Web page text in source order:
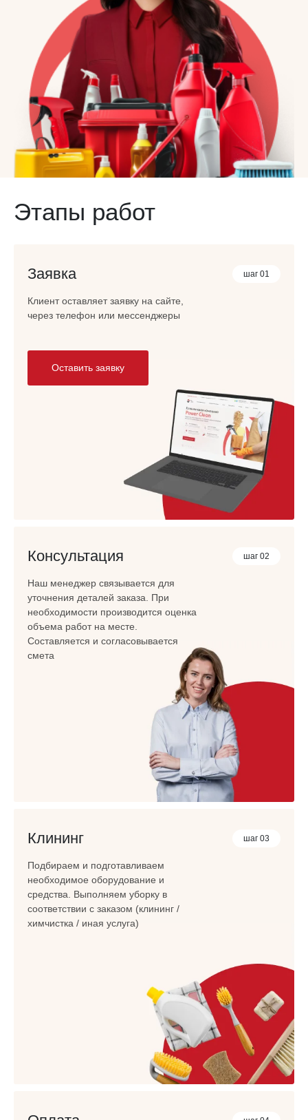
Этапы работ
шаг 01
Заявка
Клиент оставляет заявку на сайте,
через телефон или мессенджеры
Оставить заявку
шаг 02
Консультация
Наш менеджер связывается для
уточнения деталей заказа. При
необходимости производится оценка
объема работ на месте.
Составляется и согласовывается
смета
шаг 03
Клининг
Подбираем и подготавливаем
необходимое оборудование и
средства. Выполняем уборку в
соответствии с заказом (клининг /
химчистка / иная услуга)